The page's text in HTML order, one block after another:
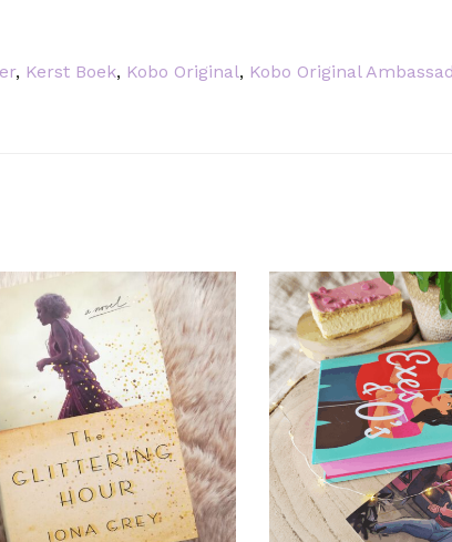
, Kerst Boek, Kobo Original, Kobo Original